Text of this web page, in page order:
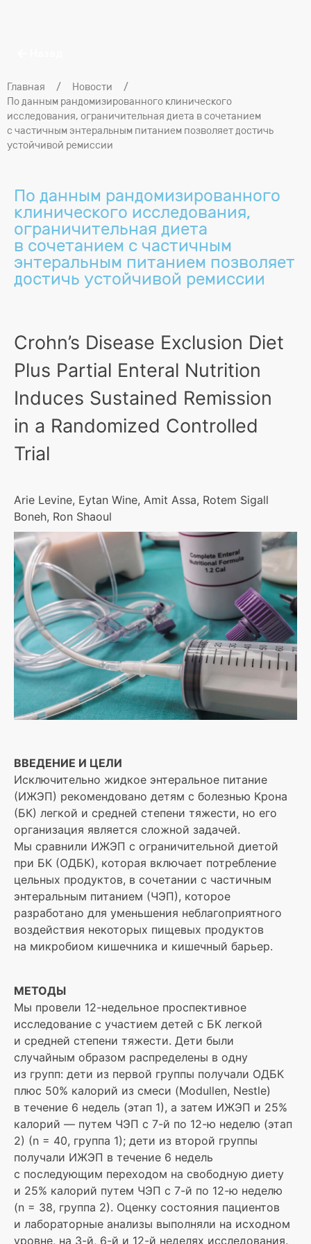
Главная / Новости
/
По данным рандомизированного клинического
исследования, ограничительная диета в сочетанием
с частичным энтеральным питанием позволяет достичь
устойчивой ремиссии
По данным рандомизированного
клинического исследования,
ограничительная диета
в сочетанием с частичным
энтеральным питанием позволяет
достичь устойчивой ремиссии
Crohn’s Disease Exclusion Diet
Plus Partial Enteral Nutrition
Induces Sustained Remission
in a Randomized Controlled
Trial
Arie Levine, Eytan Wine, Amit Assa, Rotem Sigall
Boneh, Ron Shaoul
ВВЕДЕНИЕ И ЦЕЛИ
Исключительно жидкое энтеральное питание
(ИЖЭП) рекомендовано детям с болезнью Крона
(БК) легкой и средней степени тяжести, но его
организация является сложной задачей.
Мы сравнили ИЖЭП с ограничительной диетой
при БК (ОДБК), которая включает потребление
цельных продуктов, в сочетании с частичным
энтеральным питанием (ЧЭП), которое
разработано для уменьшения неблагоприятного
воздействия некоторых пищевых продуктов
на микробиом кишечника и кишечный барьер.
МЕТОДЫ
Мы провели 12-недельное проспективное
исследование с участием детей с БК легкой
и средней степени тяжести. Дети были
случайным образом распределены в одну
из групп: дети из первой группы получали ОДБК
плюс 50% калорий из смеси (Modullen, Nestle)
в течение 6 недель (этап 1), а затем ИЖЭП и 25%
калорий — путем ЧЭП с 7-й по 12-ю неделю (этап
2) (n = 40, группа 1); дети из второй группы
получали ИЖЭП в течение 6 недель
с последующим переходом на свободную диету
и 25% калорий путем ЧЭП с 7-й по 12-ю неделю
(n = 38, группа 2). Оценку состояния пациентов
и лабораторные анализы выполняли на исходном
уровне, на 3-й, 6-й и 12-й неделях исследования.